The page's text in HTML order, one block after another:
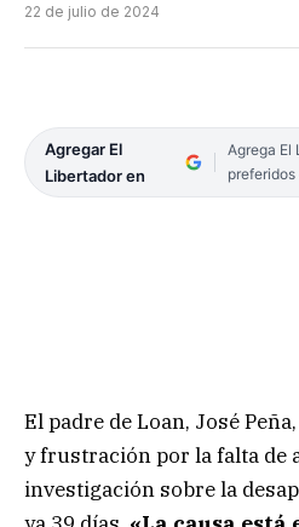
22 de julio de 2024
Agregar El
Libertador en
Agrega El
preferidos
El padre de Loan, José
y frustración por la falta de
investigación sobre la